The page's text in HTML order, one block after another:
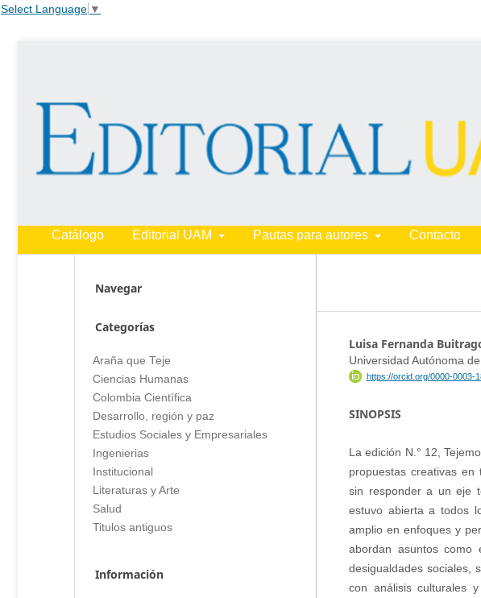
Select Language ▼
Catálogo Editorial UAM Pautas para autores Contacto
Luisa Fernanda
Universidad Autónoma
https://orcid.org/0000-0003-
SINOPSIS
La edición N.° 12,
propuestas creativas en
sin responder a un eje
estuvo abierta a todos
amplio en enfoques y
abordan asuntos como
desigualdades sociales,
con análisis culturales
Navegar
Categorías
Araña que Teje
Ciencias Humanas
Colombia Científica
Desarrollo, región y paz
Estudios Sociales y Empresariales
Ingenierias
Institucional
Literaturas y Arte
Salud
Titulos antiguos
Información